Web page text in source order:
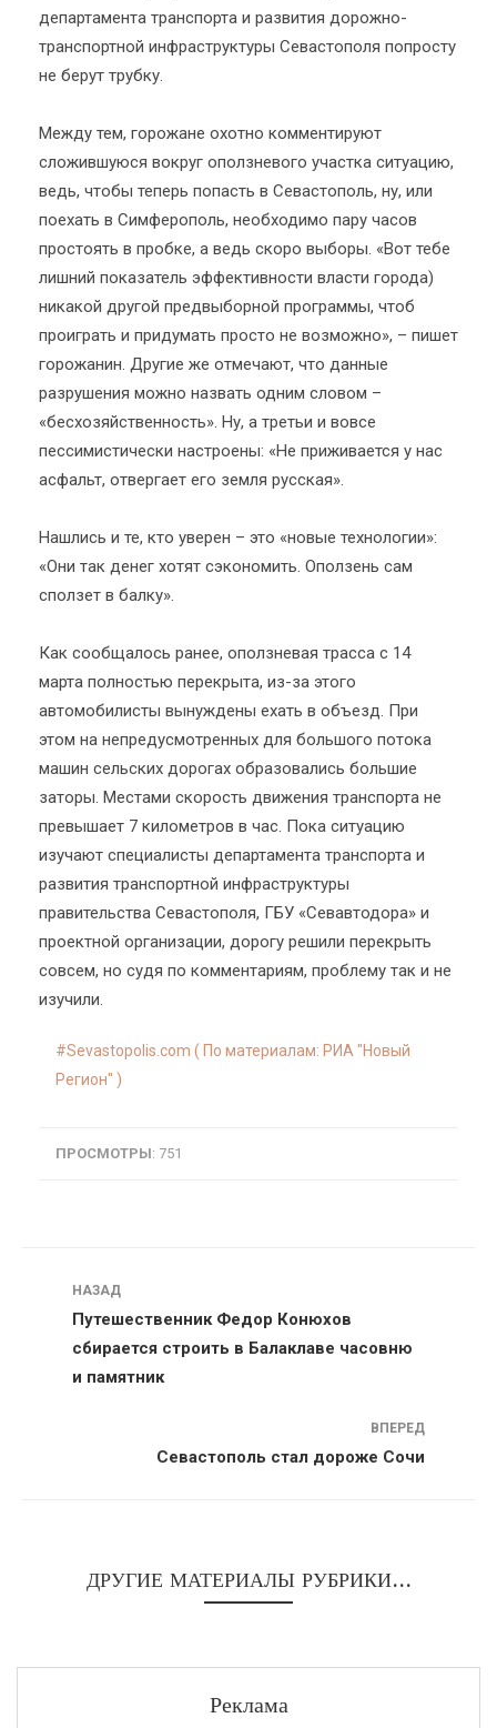
департамента транспорта и развития дорожно-
транспортной инфраструктуры Севастополя попросту
не берут трубку.
Между тем, горожане охотно комментируют
сложившуюся вокруг оползневого участка ситуацию,
ведь, чтобы теперь попасть в Севастополь, ну, или
поехать в Симферополь, необходимо пару часов
простоять в пробке, а ведь скоро выборы. «Вот тебе
лишний показатель эффективности власти города)
никакой другой предвыборной программы, чтоб
проиграть и придумать просто не возможно», – пишет
горожанин. Другие же отмечают, что данные
разрушения можно назвать одним словом –
«бесхозяйственность». Ну, а третьи и вовсе
пессимистически настроены: «Не приживается у нас
асфальт, отвергает его земля русская».
Нашлись и те, кто уверен – это «новые технологии»:
«Они так денег хотят сэкономить. Оползень сам
сползет в балку».
Как сообщалось ранее, оползневая трасса с 14
марта полностью перекрыта, из-за этого
автомобилисты вынуждены ехать в объезд. При
этом на непредусмотренных для большого потока
машин сельских дорогах образовались большие
заторы. Местами скорость движения транспорта не
превышает 7 километров в час. Пока ситуацию
изучают специалисты департамента транспорта и
развития транспортной инфраструктуры
правительства Севастополя, ГБУ «Севавтодора» и
проектной организации, дорогу решили перекрыть
совсем, но судя по комментариям, проблему так и не
изучили.
Sevastopolis.com ( По материалам: РИА "Новый
Регион" )
ПРОСМОТРЫ: 751
Навигация
НАЗАД
Путешественник Федор Конюхов
сбирается строить в Балаклаве часовню
и памятник
ВПЕРЕД
Севастополь стал дороже Сочи
ДРУГИЕ МАТЕРИАЛЫ РУБРИКИ...
Реклама